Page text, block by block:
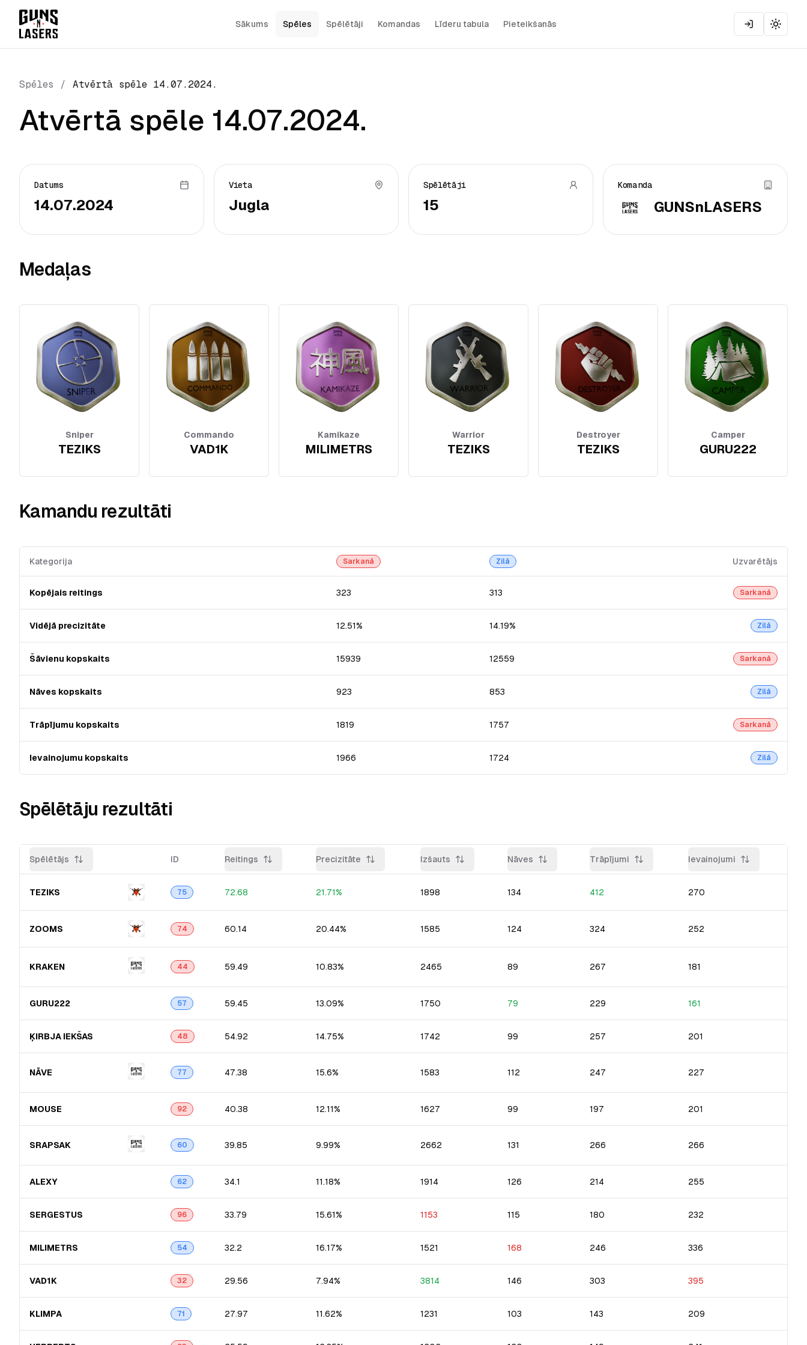
Sākums Spēles Spēlētāji Komandas Līderu tabula Pieteikšanās
Toggle
Spēles / Atvērtā spēle 14.07.2024.
Atvērtā spēle 14.07.2024.
Datums
14.07.2024
Vieta
Jugla
Spēlētāji
15
Komanda
GUNSnLASERS
Medaļas
Sniper
TEZIKS
Commando
VAD1K
Kamikaze
MILIMETRS
Warrior
TEZIKS
Destroyer
TEZIKS
Camper
GURU222
Kamandu rezultāti
Kategorija Sarkanā Zilā Uzvarētājs
Kopējais reitings 323 313 Sarkanā
Vidējā precizitāte 12.51% 14.19% Zilā
Šāvienu kopskaits 15939 12559 Sarkanā
Nāves kopskaits 923 853 Zilā
Trāpījumu kopskaits 1819 1757 Sarkanā
Ievainojumu kopskaits 1966 1724 Zilā
Spēlētāju rezultāti
Spēlētājs ID Reitings Precizitāte Izšauts Nāves Trāpījumi Ievainojumi
TEZIKS 75 72.68 21.71% 1898 134 412 270
ZOOMS 74 60.14 20.44% 1585 124 324 252
KRAKEN 44 59.49 10.83% 2465 89 267 181
GURU222 57 59.45 13.09% 1750 79 229 161
ĶIRBJA IEKŠAS 48 54.92 14.75% 1742 99 257 201
NĀVE 77 47.38 15.6% 1583 112 247 227
MOUSE 92 40.38 12.11% 1627 99 197 201
SRAPSAK 60 39.85 9.99% 2662 131 266 266
ALEXY 62 34.1 11.18% 1914 126 214 255
SERGESTUS 96 33.79 15.61% 1153 115 180 232
MILIMETRS 54 32.2 16.17% 1521 168 246 336
VAD1K 32 29.56 7.94% 3814 146 303 395
KLIMPA 71 27.97 11.62% 1231 103 143 209